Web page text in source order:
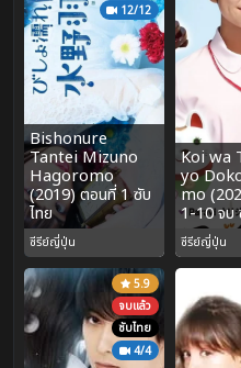
12/12
Bishonure
Tantei Mizuno
Hagoromo
(2019) ตอนที่ 1 ซับ
ไทย
ซีรีย์ญี่ปุ่น
Koi wa
yo
mo
1-10 จบ
ซีรีย์ญี่ปุ่น
5.9
จบแล้ว
ซับไทย
4/4